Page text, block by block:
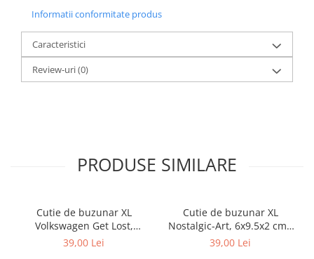
Informatii conformitate produs
Caracteristici
Review-uri(0)
PRODUSE SIMILARE
Cutie de buzunar XL
Volkswagen Get Lost,
Originala, 6x9.5x2 cm
39,00 Lei
Cutie de buzunar XL
Nostalgic-Art, 6x9.5x2 cm -
We Can Do It - Putem sa o
39,00 Lei